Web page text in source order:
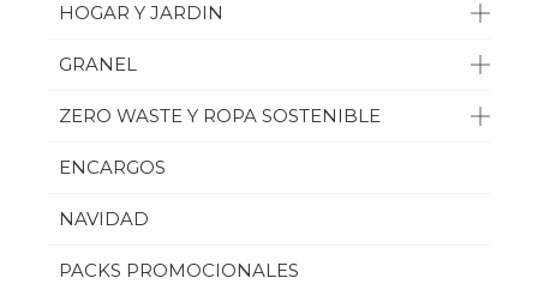
HOGAR Y JARDIN
GRANEL
ZERO WASTE Y ROPA SOSTENIBLE
ENCARGOS
NAVIDAD
PACKS PROMOCIONALES